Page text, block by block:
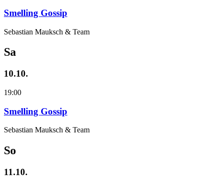
Smelling Gossip
Sebastian Mauksch & Team
Sa
10.10.
19:00
Smelling Gossip
Sebastian Mauksch & Team
So
11.10.